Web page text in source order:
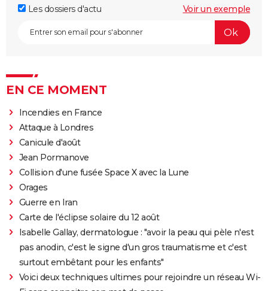
Les dossiers d'actu
Voir un exemple
EN CE MOMENT
Incendies en France
Attaque à Londres
Canicule d'août
Jean Pormanove
Collision d'une fusée Space X avec la Lune
Orages
Guerre en Iran
Carte de l'éclipse solaire du 12 août
Isabelle Gallay, dermatologue : "avoir la peau qui pèle n'est
pas anodin, c'est le signe d'un gros traumatisme et c'est
surtout embêtant pour les enfants"
Voici deux techniques ultimes pour rejoindre un réseau Wi-